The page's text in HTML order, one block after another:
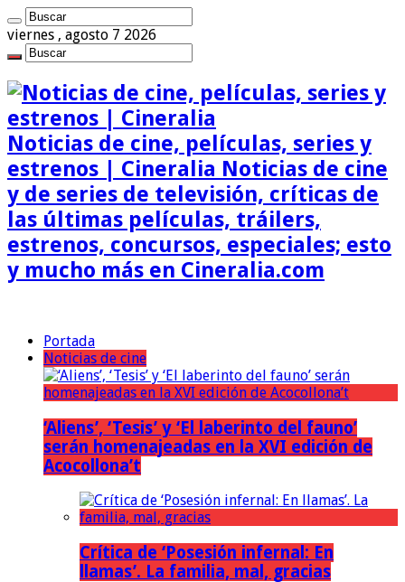
viernes , agosto 7 2026
Noticias de cine, películas, series y
estrenos | Cineralia Noticias de cine
y de series de televisión, críticas de
las últimas películas, tráilers,
estrenos, concursos, especiales; esto
y mucho más en Cineralia.com
Portada
Noticias de cine
‘Aliens’, ‘Tesis’ y ‘El laberinto del fauno’
serán homenajeadas en la XVI edición de
Acocollona’t
Crítica de ‘Posesión infernal: En
llamas’. La familia, mal, gracias